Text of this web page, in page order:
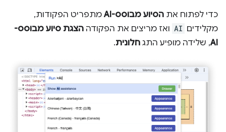
כדי לפתוח את הסיוע מבוסס-AI
מתפריט הפקודות,
מקלידים AI ואז מריצים את הפקודה הצגת סיוע מבוסס-
AI, שלידה מופיע התג חלונית.